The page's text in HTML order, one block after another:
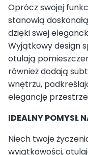
Oprócz swojej
stanowią
dzięki swej
Wyjątkowy design
otulają
również dodają
wnętrzu,
elegancję
IDEALNY POMYSŁ
Niech twoje
wyjątkowości,